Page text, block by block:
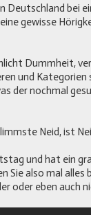
bei
gewisse
Dummheit,
und
der nochmal
Neid, ist
und hat ein
Sie also mal alles
oder eben auch